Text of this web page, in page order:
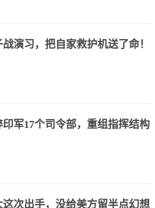
演习，把自家救护机送了命！
军17个司令部，重组指挥结构
次出手，没给美方留半点幻想